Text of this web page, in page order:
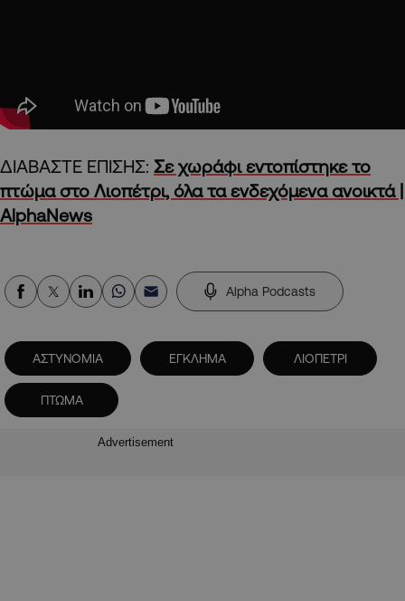
ΔΙΑΒΑΣΤΕ ΕΠΙΣΗΣ: Σε χωράφι εντοπίστηκε το
πτώμα στο Λιοπέτρι, όλα τα ενδεχόμενα ανοικτά |
AlphaNews
Alpha Podcasts
ΑΣΤΥΝΟΜΙΑ ΕΓΚΛΗΜΑ ΛΙΟΠΕΤΡΙ
ΠΤΩΜΑ
Advertisement